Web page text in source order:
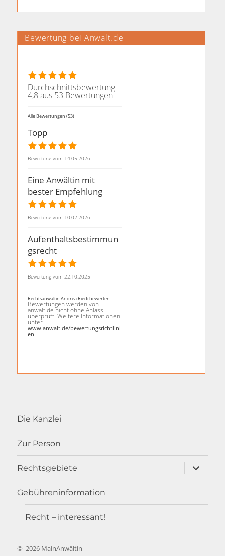
Bewertung bei Anwalt.de
Durchschnittsbewertung
4,8 aus 53 Bewertungen
Alle Bewertungen (53)
Topp
Bewertung vom 14.05.2026
Eine Anwältin mit
bester Empfehlung
Bewertung vom 10.02.2026
Aufenthaltsbestimmun
gsrecht
Bewertung vom 22.10.2025
Rechtsanwältin Andrea Riedi bewerten
Bewertungen werden von
anwalt.de nicht ohne Anlass
überprüft. Weitere Informationen
unter
www.anwalt.de/bewertungsrichtlini
en.
Die Kanzlei
Zur Person
Rechtsgebiete
öffnen
Gebühreninformation
Recht – interessant!
© 2026 MainAnwältin